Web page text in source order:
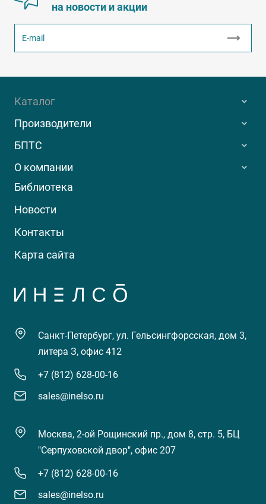
на новости и акции
Каталог
Производители
БПТС
О компании
Библиотека
Новости
Контакты
Карта сайта
Санкт-Петербург, ул. Гельсингфорсская, дом 3,
литера З, офис 412
+7 (812) 628-00-16
sales@inelso.ru
Москва, 2-ой Рощинский пр., дом 8, стр. 5, БЦ
"Серпуховской двор", офис 207
+7 (812) 628-00-16
sales@inelso.ru